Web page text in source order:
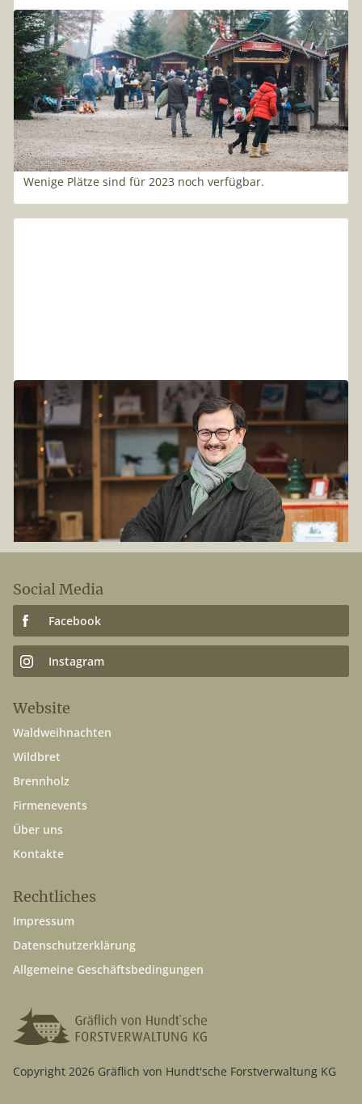
07.07.2023
Zeige Deine Kunst beim
Christkindlmarkt! Bewirb Dich
jetzt!
Entdecke unseren Christkindlmarkt! Einzigartige
Kunstwerke, festliche Atmosphäre und erstklassige
Präsentationsflächen erwarten dich. Bewirb dich jetzt!
Wenige Plätze sind für 2023 noch verfügbar.
11 .2024
Weihnachtskarten - Aktion 2024
Weihnachtskarten - Aktion 2024: Für jede gekaufte Karte
pflanzen wir einen Baum! Unterstützen Sie Aufforstung,
wählen Sie aus neuen Motiven und senden Sie
Social Media
Facebook
Instagram
Website
Waldweihnachten
Wildbret
Brennholz
Firmenevents
Über uns
Kontakte
Rechtliches
Impressum
Datenschutzerklärung
Allgemeine Geschäftsbedingungen
Copyright 2026 Gräflich von Hundt'sche Forstverwaltung KG